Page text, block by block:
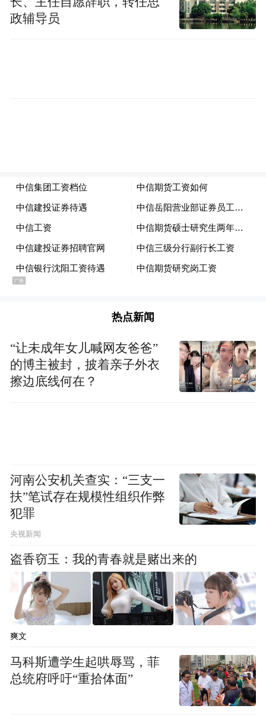
政辅导员
热点新闻
“让未成年女儿喊网友爸爸”
的博主被封，披着亲子外衣
擦边底线何在？
河南公安机关查实：“三支一
扶”笔试存在规模性组织作弊
犯罪
央视新闻
盗香窃玉：我的青春就是赌出来的
爽文
马科斯遭学生起哄辱骂，菲
总统府呼吁“重拾体面”